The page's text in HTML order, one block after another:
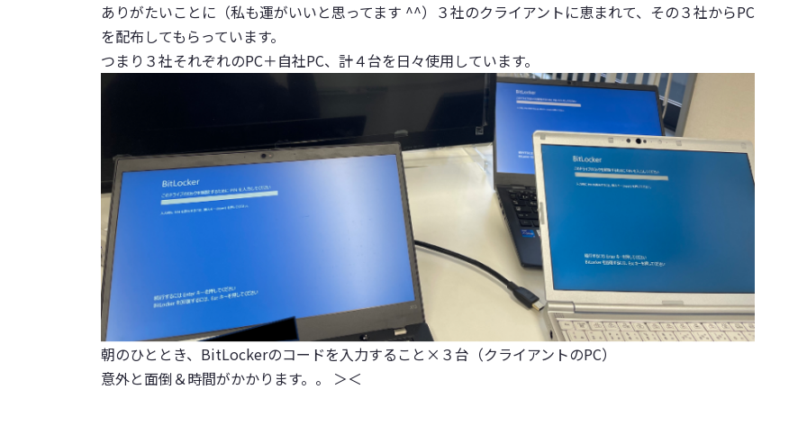
ありがたいことに（私も運がいいと思ってます ^^）３社のクライアントに恵まれて、その３社からPC
を配布してもらっています。
つまり３社それぞれのPC＋自社PC、計４台を日々使用しています。
朝のひととき、BitLockerのコードを入力すること×３台（クライアントのPC）
意外と面倒＆時間がかかります。。 ＞＜